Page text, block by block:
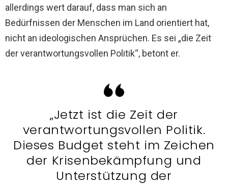
allerdings wert darauf, dass man sich an
Bedürfnissen der Menschen im Land orientiert hat,
nicht an ideologischen Ansprüchen. Es sei „die Zeit
der verantwortungsvollen Politik“, betont er.
„Jetzt ist die Zeit der
verantwortungsvollen Politik.
Dieses Budget steht im Zeichen
der Krisenbekämpfung und
Unterstützung der